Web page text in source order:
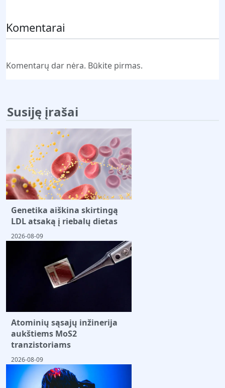
Komentarai
Komentarų dar nėra. Būkite pirmas.
Susiję įrašai
Genetika aiškina skirtingą
LDL atsaką į riebalų dietas
2026-08-09
Atominių sąsajų inžinerija
aukštiems MoS2
tranzistoriams
2026-08-09